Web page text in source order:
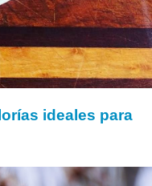
ideales para